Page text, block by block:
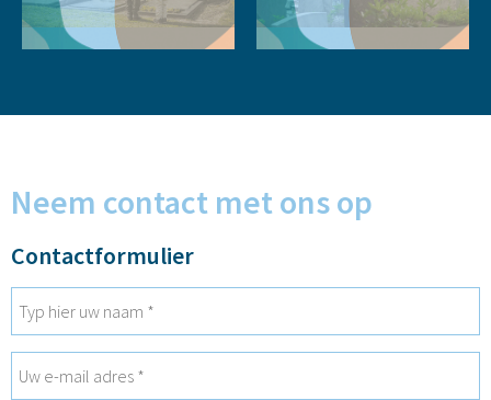
Neem contact met ons op
Contactformulier